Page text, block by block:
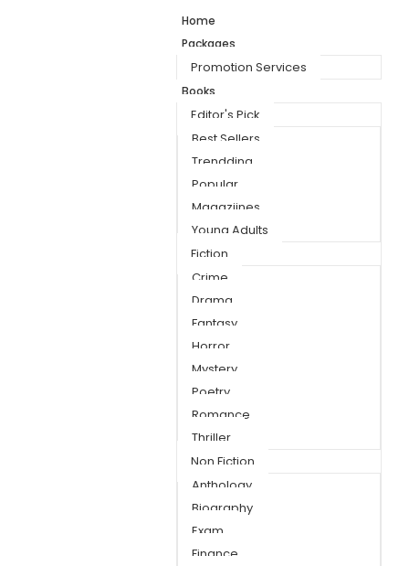
Home
Packages
Promotion Services
Books
Editor's Pick
Best Sellers
Trendding
Popular
Magaziines
Young Adults
Fiction
Crime
Drama
Fantasy
Horror
Mystery
Poetry
Romance
Thriller
Non Fiction
Anthology
Biography
Exam
Finance